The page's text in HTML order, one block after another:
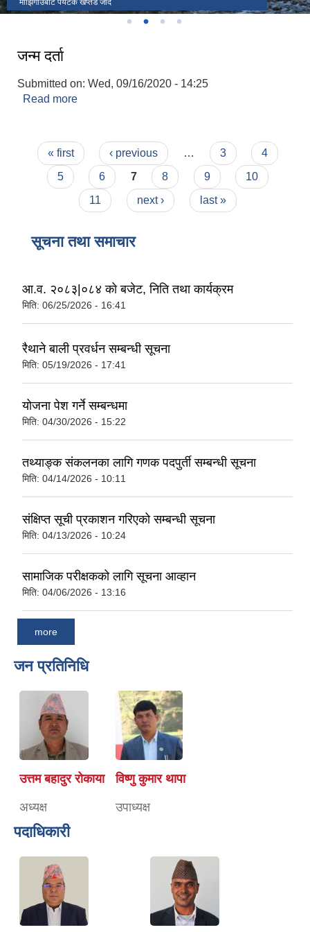
Judge को स्वागत
माझिगाउबाट पर्यटक खप्तड जादै
पालिकाका केही जनप्रतिनिधी , कर्मचारी तथा संघ संस्थाका प्रतिनिधिहरु
जन्म दर्ता
Submitted on: Wed, 09/16/2020 - 14:25
Read more
Pages
« first ‹ previous … 3
4
5
6 7 8 9
10
11
next › last »
सूचना तथा समाचार
आ.व. २०८३|०८४ को बजेट, निति तथा कार्यक्रम
मिति: 06/25/2026 - 16:41
रैथाने बाली प्रवर्धन सम्बन्धी सूचना
मिति: 05/19/2026 - 17:41
योजना पेश गर्ने सम्बन्धमा
मिति: 04/30/2026 - 15:22
तथ्याङ्क संकलनका लागि गणक पदपुर्ती सम्बन्धी सूचना
मिति: 04/14/2026 - 10:11
संक्षिप्त सूची प्रकाशन गरिएको सम्बन्धी सूचना
मिति: 04/13/2026 - 10:24
सामाजिक परीक्षकको लागि सूचना आव्हान
मिति: 04/06/2026 - 13:16
more
जन प्रतिनिधि
उत्तम बहादुर रोकाया
अध्यक्ष
विष्णु कुमार थापा
उपाध्यक्ष
पदाधिकारी